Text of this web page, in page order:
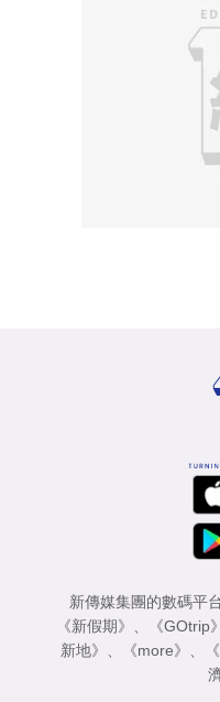
新傳媒集團的數碼平
《新假期》
《GOtrip》
新地》
《more》